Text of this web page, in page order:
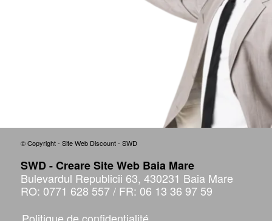
© Copyright - Site Web Discount - SWD
SWD - Creare Site Web Baia Mare
Bulevardul Republicii 63, 430231 Baia Mare
RO: 0771 628 557 / FR: 06 13 36 97 59
Politique de confidentialité